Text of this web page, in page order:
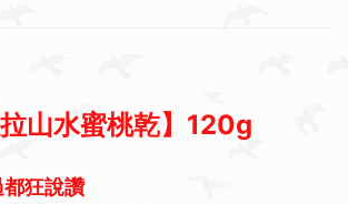
拉山水蜜桃乾】120g
狂說讚